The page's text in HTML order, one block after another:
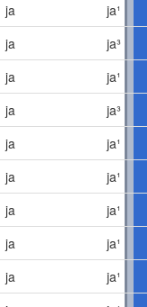
ja
ja¹
ja
ja³
ja
ja¹
ja
ja³
ja
ja¹
ja
ja¹
ja
ja¹
ja
ja¹
ja
ja¹